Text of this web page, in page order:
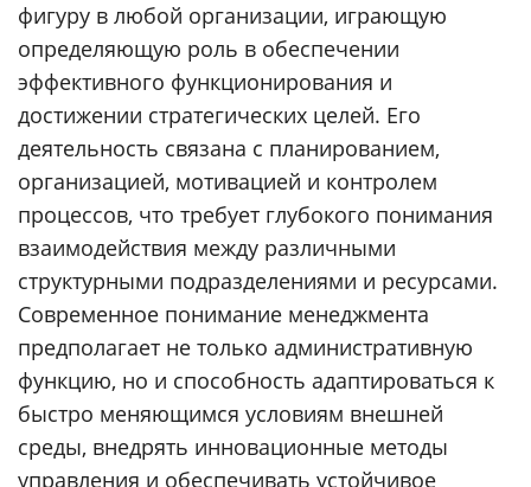
фигуру в любой организации, играющую
определяющую роль в обеспечении
эффективного функционирования и
достижении стратегических целей. Его
деятельность связана с планированием,
организацией, мотивацией и контролем
процессов, что требует глубокого понимания
взаимодействия между различными
структурными подразделениями и ресурсами.
Современное понимание менеджмента
предполагает не только административную
функцию, но и способность адаптироваться к
быстро меняющимся условиям внешней
среды, внедрять инновационные методы
управления и обеспечивать устойчивое